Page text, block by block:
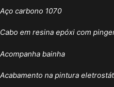
Aço carbono 1070
Cabo em resina epóxi com
Acompanha bainha
Acabamento na pintura